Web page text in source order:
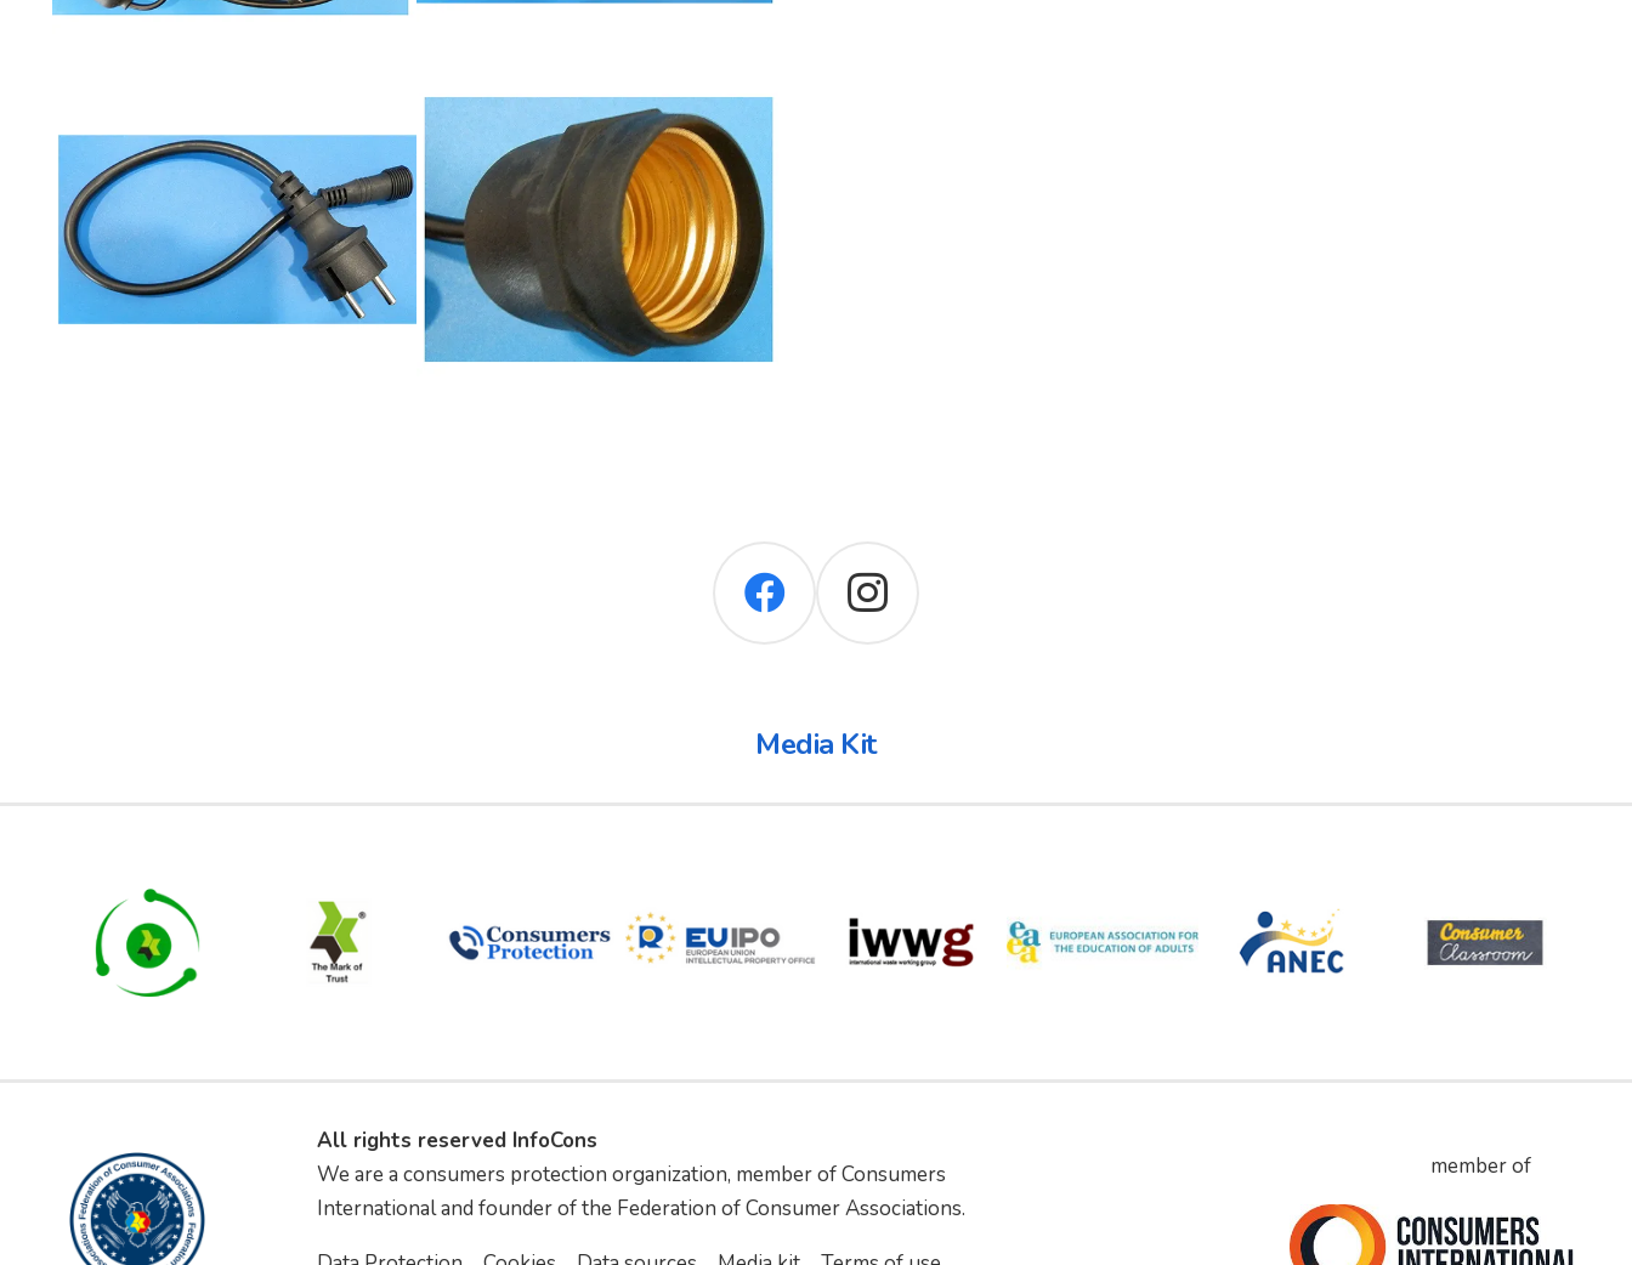
Media Kit
All rights reserved InfoCons
We are a consumers protection organization, member of Consumers
International and founder of the Federation of Consumer Associations.
member of